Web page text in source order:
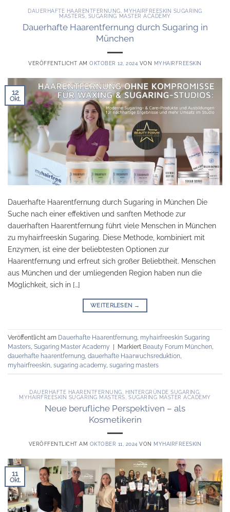
DAUERHAFTE HAARENTFERNUNG, MYHAIRFREESKIN SUGARING
MASTERS, SUGARING MASTER ACADEMY
Dauerhafte Haarentfernung durch Sugaring in
München
VERÖFFENTLICHT AMOKTOBER 12, 2024 VON MYHAIRFREESKIN
12
Okt.
Dauerhafte Haarentfernung durch Sugaring in München Die
Suche nach einer effektiven und sanften Methode zur
dauerhaften Haarentfernung führt viele Menschen in München
zu myhairfreeskin Sugaring. Diese Methode, kombiniert mit
Enzymen, ist eine der beliebtesten Optionen zur
Haarentfernung und erfreut sich großer Beliebtheit. Menschen
aus München und der umliegenden Region haben nun die
Möglichkeit, sich in […]
WEITERLESEN →
Veröffentlicht am Dauerhafte Haarentfernung myhairfreeskin Sugaring
Masters Sugaring Master Academy | Markiert Beauty Forum München
dauerhafte haarentfernung dauerhafte Haarwuchsreduktion
myhairfreeskin sugaring academy sugaring masters
DAUERHAFTE HAARENTFERNUNG HINTERGRÜNDE SUGARING
MYHAIRFREESKIN SUGARING MASTERS ,SUGARING MASTER ACADEMY
Neue berufliche Perspektiven – als
Kosmetikerin
VERÖFFENTLICHT AM OKTOBER 11, 2024 VON MYHAIRFREESKIN
11
Okt.